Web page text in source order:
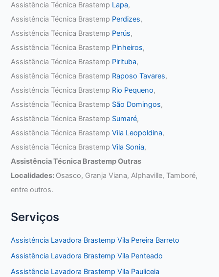
Assistência Técnica Brastemp Lapa,
Assistência Técnica Brastemp Perdizes,
Assistência Técnica Brastemp Perús,
Assistência Técnica Brastemp Pinheiros,
Assistência Técnica Brastemp Pirituba,
Assistência Técnica Brastemp Raposo Tavares,
Assistência Técnica Brastemp Rio Pequeno,
Assistência Técnica Brastemp São Domingos,
Assistência Técnica Brastemp Sumaré,
Assistência Técnica BrastempVila Leopoldina,
Assistência Técnica BrastempVila Sonia,
Assistência Técnica Brastemp Outras
Localidades: Osasco, Granja Viana, Alphaville, Tamboré,
entre outros.
Serviços
Assistência Lavadora Brastemp Vila Pereira Barreto
Assistência Lavadora Brastemp Vila Penteado
Assistência Lavadora Brastemp Vila Pauliceia